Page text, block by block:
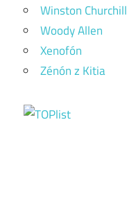
Winston Churchill
Woody Allen
Xenofón
Zénón z Kitia